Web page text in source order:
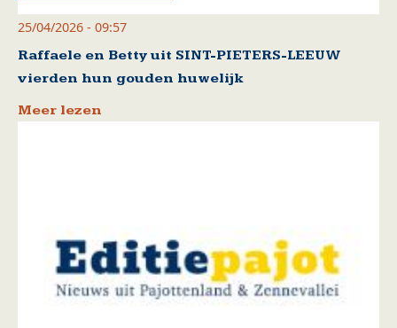
25/04/2026 - 09:57
Raffaele en Betty uit SINT-PIETERS-LEEUW
vierden hun gouden huwelijk
Meer lezen